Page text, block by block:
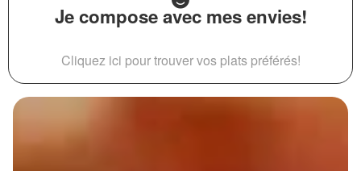
Je compose avec mes envies!
Cliquez ici pour trouver vos plats préférés!